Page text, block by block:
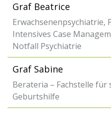
Graf Beatrice
Erwachsenenpsychiatrie,
Intensives Case
Notfall Psychiatrie
Graf Sabine
Berateria – Fachstelle für
Geburtshilfe